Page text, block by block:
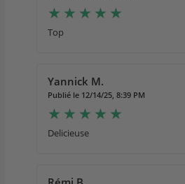
Top
Yannick M.
Publié le 12/14/25, 8:39 PM
Delicieuse